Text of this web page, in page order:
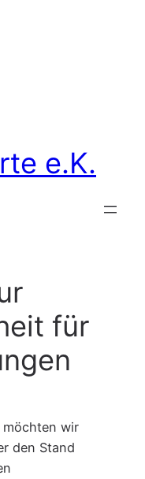
e.K.
für
möchten wir
den Stand